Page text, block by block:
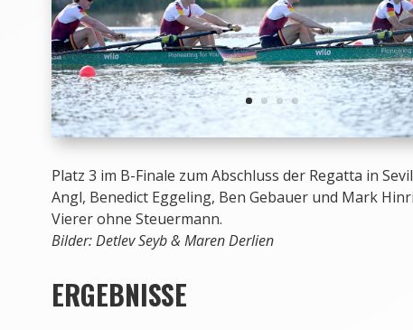
Platz 3 im B-Finale zum Abschluss der Regatta in
Angl, Benedict Eggeling, Ben Gebauer und Mark
Vierer ohne Steuermann.
Bilder: Detlev Seyb & Maren Derlien
ERGEBNISSE